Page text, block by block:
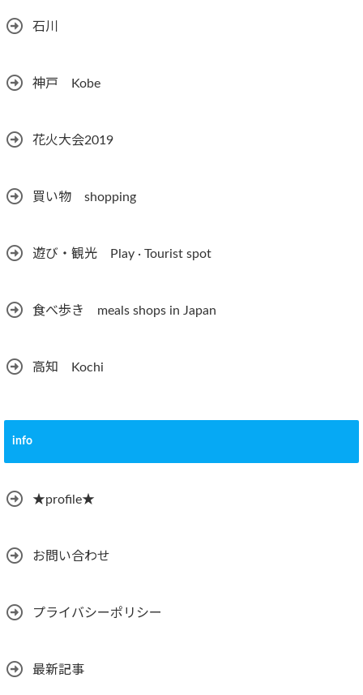
石川
神戸 Kobe
花火大会2019
買い物 shopping
遊び・観光 Play · Tourist spot
食べ歩き meals shops in Japan
高知 Kochi
info
★profile★
お問い合わせ
プライバシーポリシー
最新記事